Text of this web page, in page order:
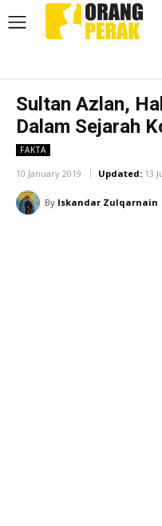
Sultan Azlan,
Dalam Sejarah
FAKTA
10 January 2019 Updated: 13
By Iskandar Zulqarnain